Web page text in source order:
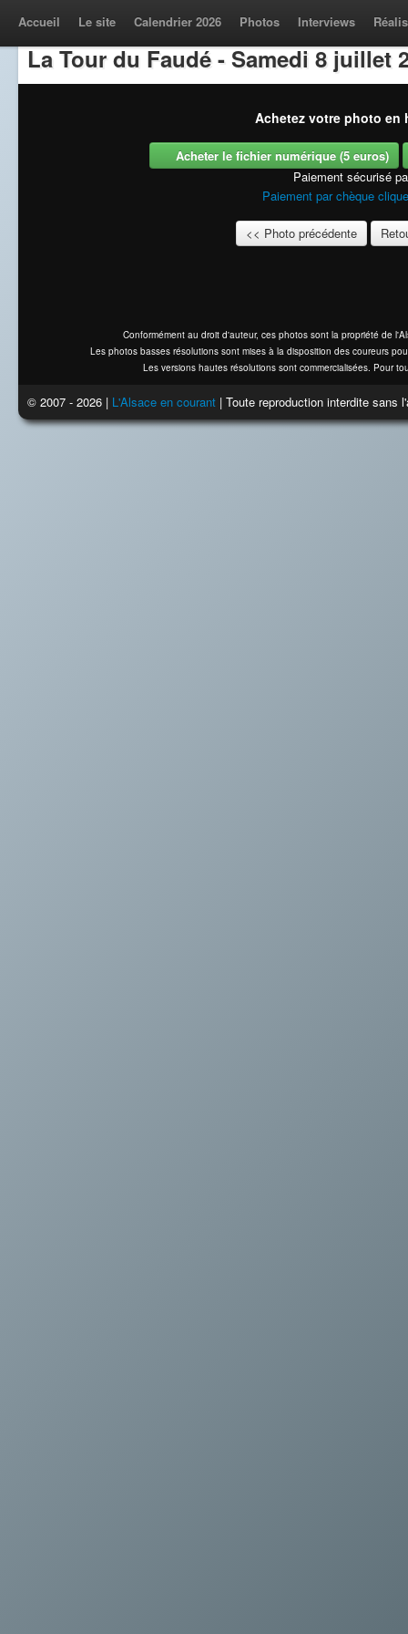
Accueil Le site Calendrier 2026 Photos Interviews
La Tour du Faudé - Samedi 8 juillet
Achetez votre photo en
Acheter le fichier numérique (5 euros)
Paiement sécurisé
Paiement par chèque
<< Photo précédente
Conformément au droit d'auteur, ces photos sont la propriété de
Les photos basses résolutions sont mises à la disposition des coureurs
Les versions hautes résolutions sont commercialisées. Pour
© 2007 - 2026 | L'Alsace en courant | Toute reproduction interdite sans